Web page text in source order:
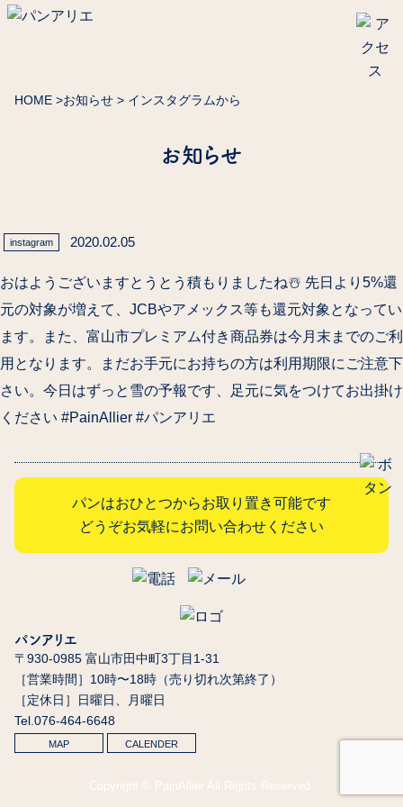
HOME >お知らせ > インスタグラムから
お知らせ
instagram 2020.02.05
おはようございますとうとう積もりましたね️☃️ 先日より5%還
元の対象が増えて、JCBやアメックス等も還元対象となってい
ます。また、富山市プレミアム付き商品券は今月末までのご利
用となります。まだお手元にお持ちの方は利用期限にご注意下
さい。今日はずっと雪の予報です、足元に気をつけてお出掛け
ください️ #PainAllier #パンアリエ
パンはおひとつからお取り置き可能です
どうぞお気軽にお問い合わせください
パンアリエ
〒930-0985 富山市田中町3丁目1-31
［営業時間］10時〜18時（売り切れ次第終了）
［定休日］日曜日、月曜日
Tel.076-464-6648
MAP CALENDER
Copyright © PainAllier All Rights Reserved.